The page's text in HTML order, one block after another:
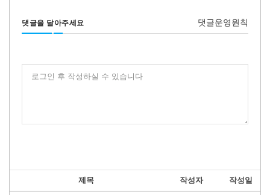
댓글을 달아주세요 댓글운영원칙
로그인 후 작성하실 수 있습니다
제목 작성자 작성일